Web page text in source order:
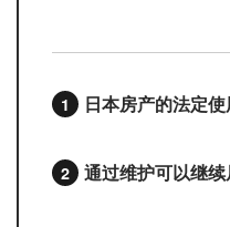
日本房产的法定
通过维护可以继